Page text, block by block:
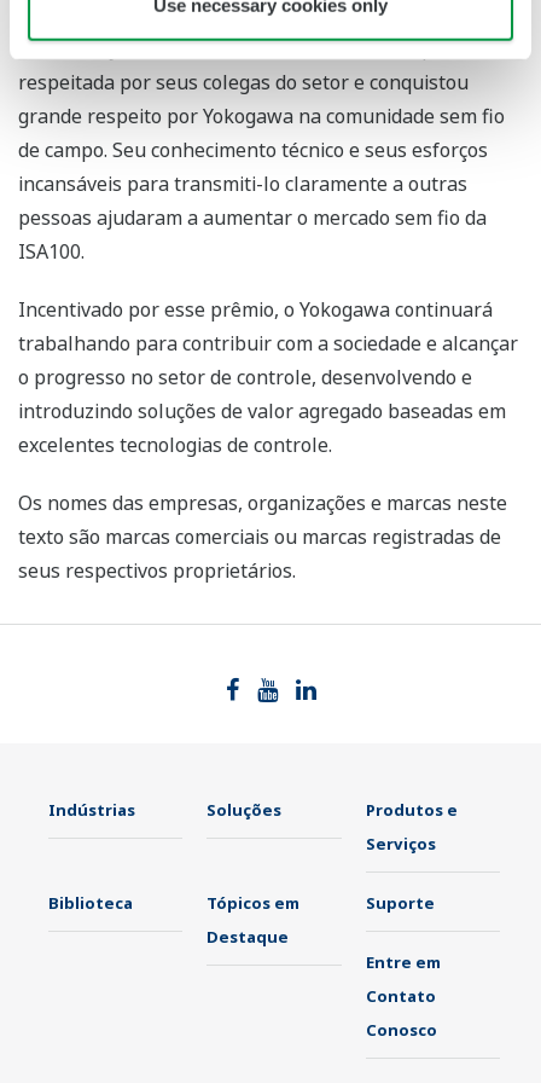
Use necessary cookies only
ISA100.20. Ela atuou como diretora da Divisão de
Comunicação da ISA de 2015 a 2017. Ela é amplamente
respeitada por seus colegas do setor e conquistou
grande respeito por Yokogawa na comunidade sem fio
de campo. Seu conhecimento técnico e seus esforços
incansáveis para transmiti-lo claramente a outras
pessoas ajudaram a aumentar o mercado sem fio da
ISA100.
Incentivado por esse prêmio, o Yokogawa continuará
trabalhando para contribuir com a sociedade e alcançar
o progresso no setor de controle, desenvolvendo e
introduzindo soluções de valor agregado baseadas em
excelentes tecnologias de controle.
Os nomes das empresas, organizações e marcas neste
texto são marcas comerciais ou marcas registradas de
seus respectivos proprietários.
Indústrias Soluções
Produtos e
Serviços
Biblioteca
Tópicos em
Destaque
Suporte
Entre em
Contato
Conosco